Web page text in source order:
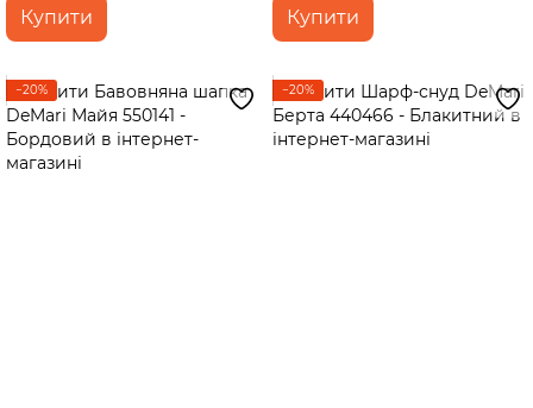
Купити Купити
−20% −20%